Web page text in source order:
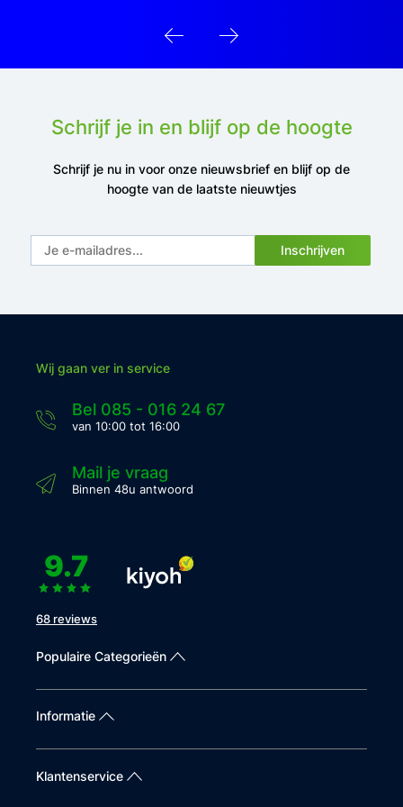
Schrijf je in en blijf op de hoogte
Schrijf je nu in voor onze nieuwsbrief en blijf op de
hoogte van de laatste nieuwtjes
Inschrijven
Wij gaan ver in service
Bel 085 - 016 24 67
van 10:00 tot 16:00
Mail je vraag
Binnen 48u antwoord
9.7
68 reviews
Populaire Categorieën
Informatie
Klantenservice